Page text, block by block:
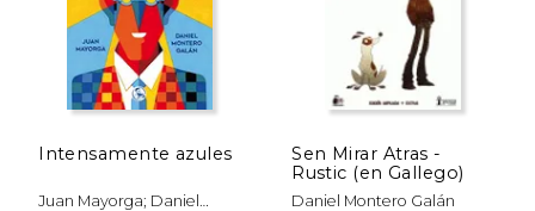
40%
dcto. $ 54.91
50%
dcto.
Intensamente azules
Juan Mayorga; Daniel
Sen Mirar Atras -
Rustic (en Gallego)
Daniel Montero Galán